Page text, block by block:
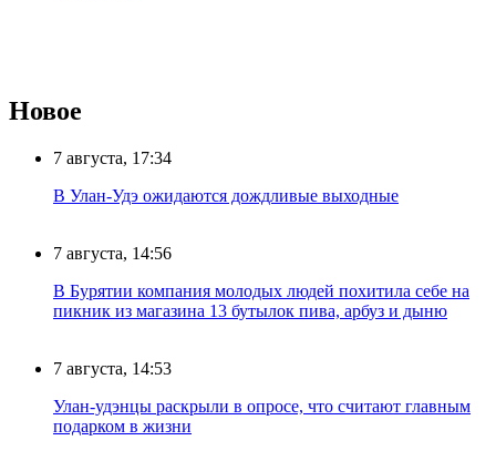
Новое
7 августа, 17:34
В Улан-Удэ ожидаются дождливые выходные
7 августа, 14:56
В Бурятии компания молодых людей похитила себе на
пикник из магазина 13 бутылок пива, арбуз и дыню
7 августа, 14:53
Улан-удэнцы раскрыли в опросе, что считают главным
подарком в жизни